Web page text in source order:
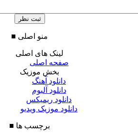
■ منو اصلی
لینک های اصلی
صفحه اصلی
بخش موزیک
دانلود آهنگ
دانلود آلبوم
دانلود ریمیکس
دانلود موزیک ویدیو
■ برچسب ها